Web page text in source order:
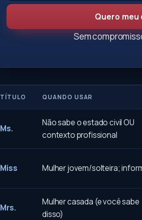
Quero
Sem
TÍTULO QUANDO USAR
Ms.
Não sabe o estado civil OU
contexto profissional
Miss Mulher jovem/solteira;
Mrs.
Mulher casada (e você sabe
disso)